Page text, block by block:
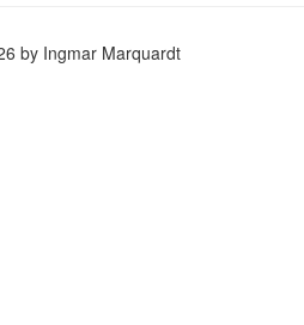
by Ingmar Marquardt